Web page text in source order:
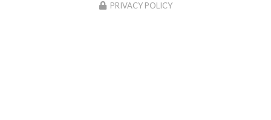
PRIVACY POLICY